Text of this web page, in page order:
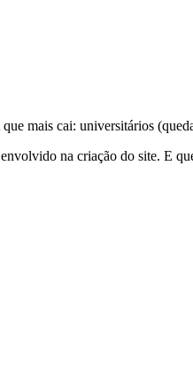
mais cai: universitários
na criação do site. E